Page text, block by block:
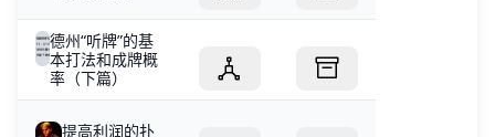
德州“听牌”的基
本打法和成牌概
率（下篇）
提高利润的扑